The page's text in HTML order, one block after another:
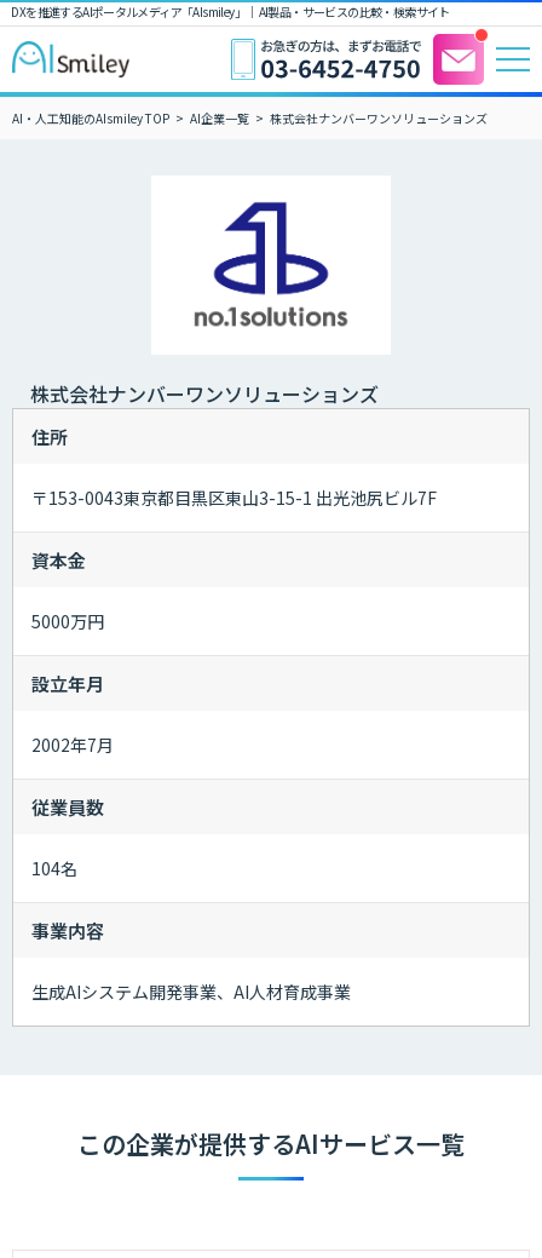
DXを推進するAIポータルメディア「AIsmiley」｜ AI製品・サービスの比較・検索サイト
AI・人工知能のAIsmiley TOP AI企業一覧 株式会社ナンバーワンソリューションズ
株式会社ナンバーワンソリューションズ
住所
〒153-0043東京都目黒区東山3-15-1 出光池尻ビル7F
資本金
5000万円
設立年月
2002年7月
従業員数
104名
事業内容
生成AIシステム開発事業、AI人材育成事業
この企業が提供するAIサービス一覧